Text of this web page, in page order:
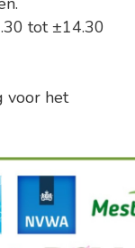
tot ±14.30
voor het